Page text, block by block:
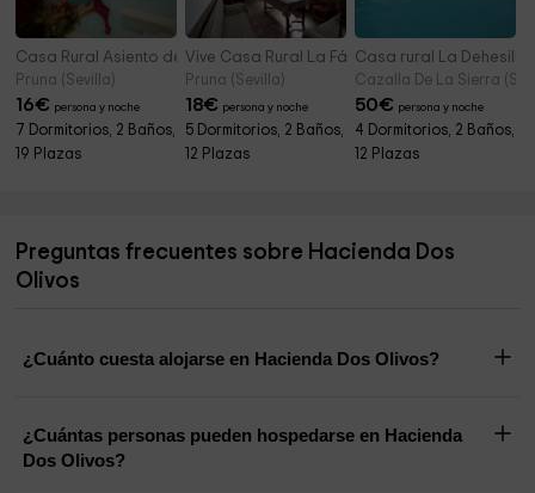
Casa Rural Asiento del Río
Pruna (Sevilla)
16€ persona y noche
7 Dormitorios, 2 Baños,
19 Plazas
Vive Casa Rural La Fábrica
Pruna (Sevilla)
18€ persona y noche
5 Dormitorios, 2 Baños,
12 Plazas
Casa rural La Dehesilla
Cazalla De La Sierra
50€ persona y noche
4 Dormitorios, 2 Baños,
12 Plazas
Preguntas frecuentes sobre Hacienda Dos
Olivos
¿Cuánto cuesta alojarse en Hacienda Dos Olivos?
¿Cuántas personas pueden hospedarse en Hacienda
Dos Olivos?